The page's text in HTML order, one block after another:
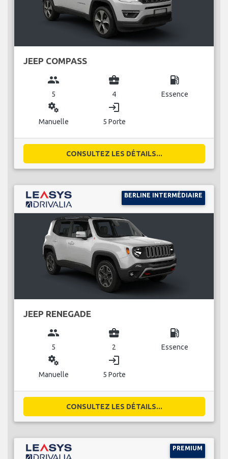
JEEP COMPASS
group
5
business_center
4
local_gas_station
Essence
miscellaneous_services
Manuelle
login
5 Porte
CONSULTEZ LES DÉTAILS...
BERLINE INTERMÉDIAIRE
JEEP RENEGADE
group
5
business_center
2
local_gas_station
Essence
miscellaneous_services
Manuelle
login
5 Porte
CONSULTEZ LES DÉTAILS...
PREMIUM